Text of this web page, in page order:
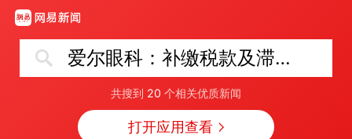
爱尔眼科：补缴税款及滞纳金合计5.24亿元
共搜到 20 个相关优质新闻
打开应用查看